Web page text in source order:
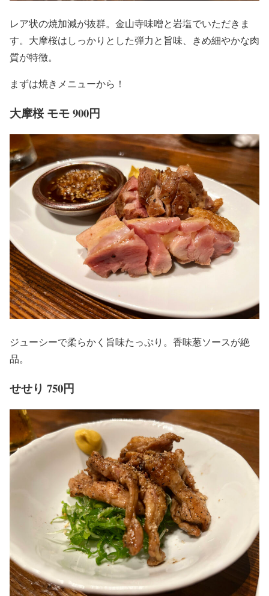
レア状の焼加減が抜群。金山寺味噌と岩塩でいただきま
す。大摩桜はしっかりとした弾力と旨味、きめ細やかな肉
質が特徴。
まずは焼きメニューから！
大摩桜 モモ 900円
ジューシーで柔らかく旨味たっぷり。香味葱ソースが絶
品。
せせり 750円